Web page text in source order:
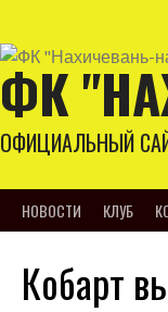
content
ФК
ОФИЦИАЛЬНЫЙ
НОВОСТИ КЛУБ
Кобарт